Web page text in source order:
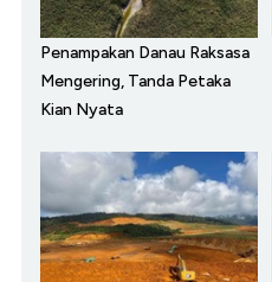
Penampakan Danau Raksasa
Mengering, Tanda Petaka
Kian Nyata